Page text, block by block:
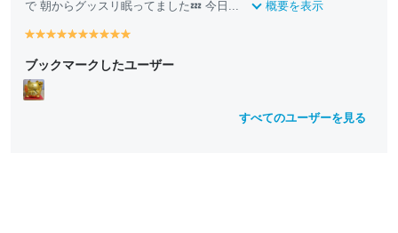
で 朝からグッスリ眠ってました💤 今日...
概要を表示
y
ll
o
w
y
ll
o
w
y
ll
y
ll
y
ll
y
ll
y
ll
y
ll
y
ll ll
ブックマークしたユーザー
すべてのユーザーを見る